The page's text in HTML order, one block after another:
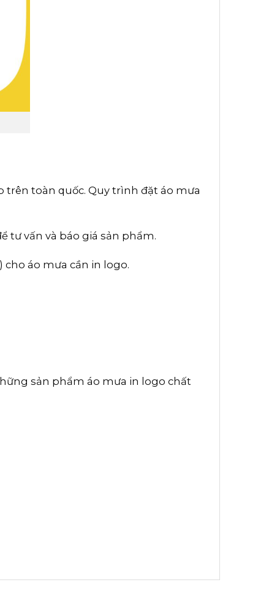
toàn quốc. Quy trình đặt áo mưa
tư vấn và báo giá sản phẩm.
cho áo mưa cần in logo.
sản phẩm áo mưa in logo chất